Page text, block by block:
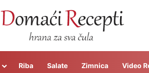
Riba Salate Zimnica Video